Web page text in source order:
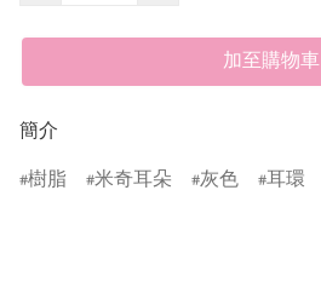
加至購物車
簡介
樹脂
米奇耳朵 灰色 耳環